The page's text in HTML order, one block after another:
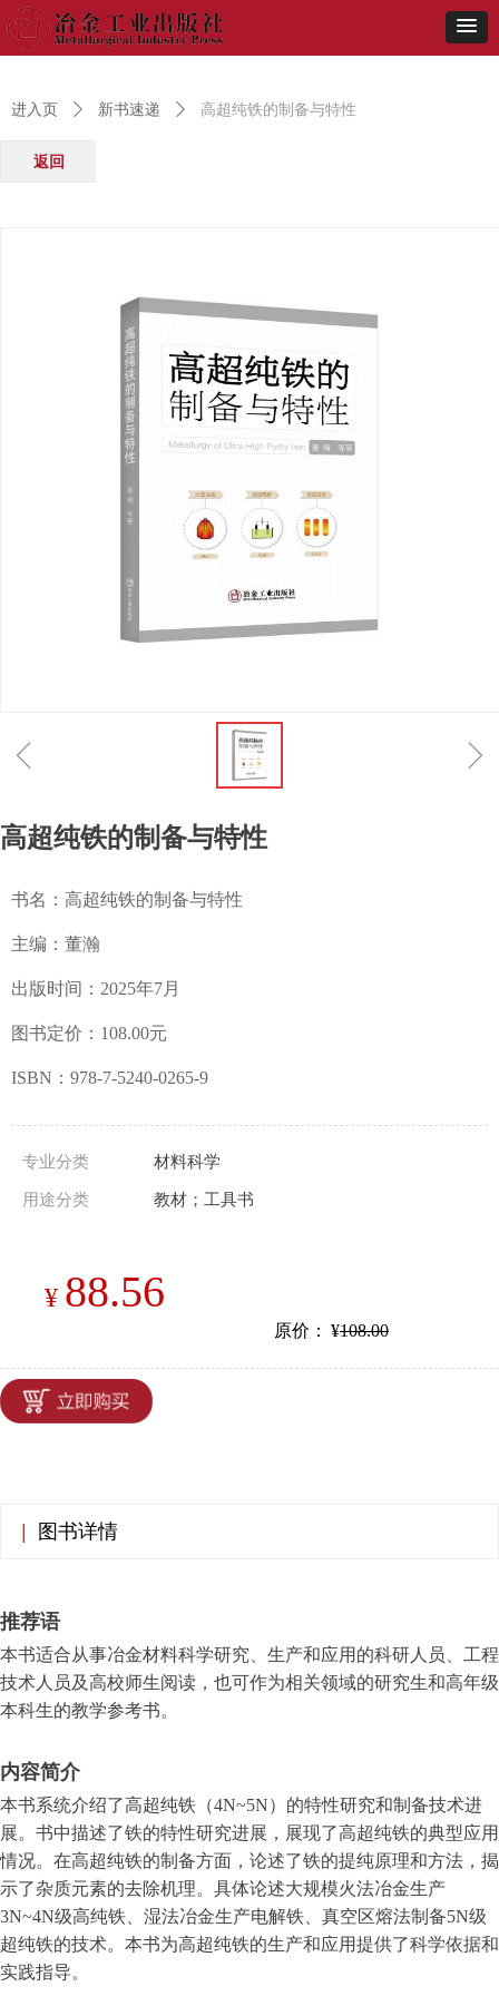
进入页 ꄲ 新书速递 ꄲ 高超纯铁的制备与特性
ꁆ ꁇ
高超纯铁的制备与特性
书名：高超纯铁的制备与特性
主编：董瀚
出版时间：2025年7月
图书定价：108.00元
ISBN：978-7-5240-0265-9
推荐语
本书适合从事冶金材料科学研究、生产和应用的科研人员、工程
技术人员及高校师生阅读，也可作为相关领域的研究生和高年级
本科生的教学参考书。
内容简介
本书系统介绍了高超纯铁（4N~5N）的特性研究和制备技术进
展。书中描述了铁的特性研究进展，展现了高超纯铁的典型应用
情况。在高超纯铁的制备方面，论述了铁的提纯原理和方法，揭
示了杂质元素的去除机理。具体论述大规模火法冶金生产
3N~4N级高纯铁、湿法冶金生产电解铁、真空区熔法制备5N级
超纯铁的技术。本书为高超纯铁的生产和应用提供了科学依据和
实践指导。
图书详情
返回
¥ 88.56
专业分类 材料科学
用途分类 教材；工具书
原价： ¥108.00